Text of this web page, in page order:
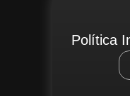
Política